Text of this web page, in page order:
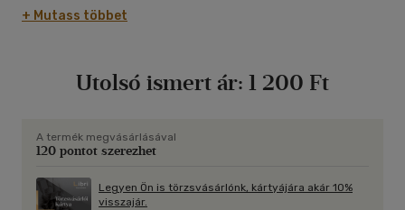
megoldásával természetesen új ismereteket is
elsajátíthatnak az 5-8 éves kis olvasók, s közben jól
beragasztható matricák - Vidám olvasnivaló kisiskolásoknak.
+ Mutass többet
Utolsó ismert ár: 1 200 Ft
A termék megvásárlásával
120 pontot szerezhet
Legyen Ön is törzsvásárlónk, kártyájára akár 10%
visszajár.